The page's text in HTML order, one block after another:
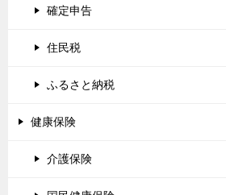
確定申告
住民税
ふるさと納税
健康保険
介護保険